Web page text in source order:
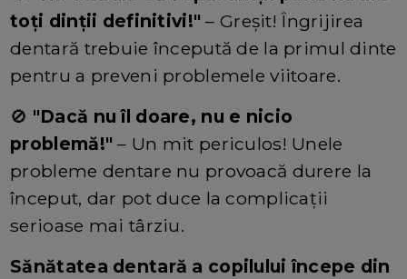
toți dinții definitivi!" – Greșit! Îngrijirea
dentară trebuie începută de la primul dinte
pentru a preveni problemele viitoare.
🚫 "Dacă nu îl doare, nu e nicio
problemă!" – Un mit periculos! Unele
probleme dentare nu provoacă durere la
început, dar pot duce la complicații
serioase mai târziu.
Sănătatea dentară a copilului începe din